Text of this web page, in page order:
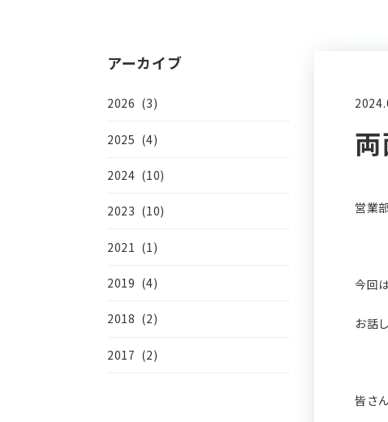
アーカイブ
2026 (3)
2025 (4)
2024 (10)
2023 (10)
2021 (1)
2019 (4)
2018 (2)
2017 (2)
営業
今回
お話
皆さ